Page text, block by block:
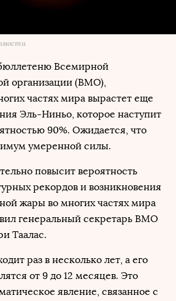
Всемирной
организации (ВМО),
частях мира вырастет еще
Эль-Ниньо, которое наступит
90%. Ожидается, что
умеренной силы.
повысит вероятность
рекордов и возникновения
жары во многих частях мира
генеральный секретарь ВМО
Таалас.
раз в несколько лет, а его
от 9 до 12 месяцев. Это
явление, связанное с